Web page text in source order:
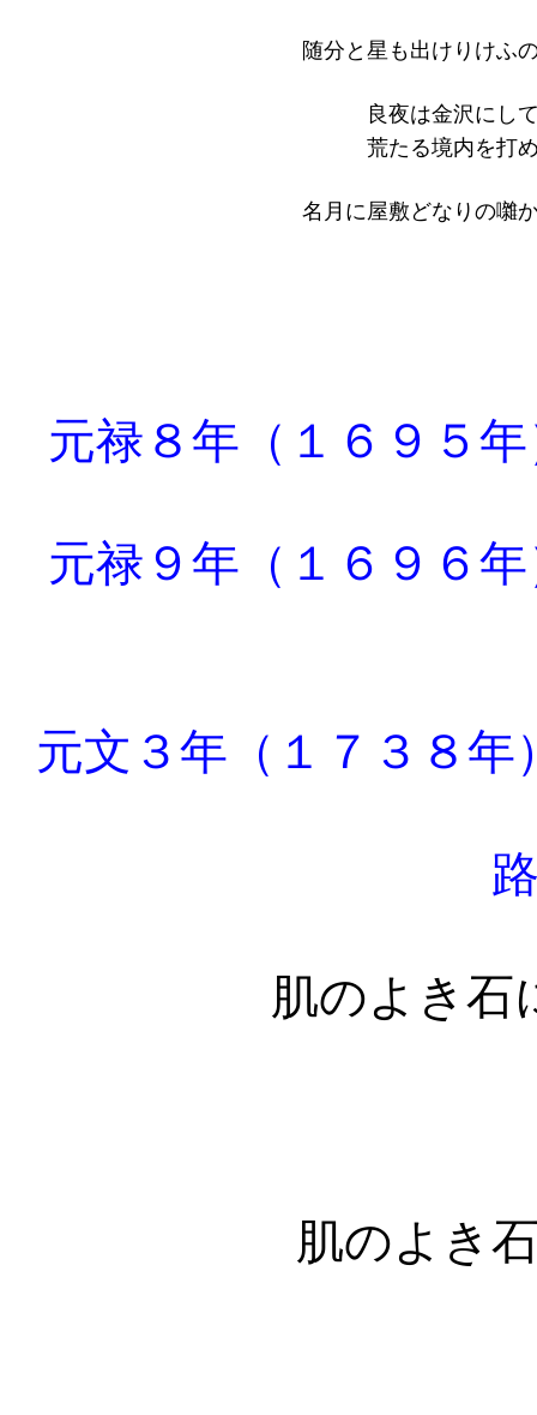
随分と星も出けりけふ
良夜は金沢にして
荒たる境内を打め
名月に屋敷どなりの囃
元禄８年（１６９５
元禄９年（１６９６
元文３年（１７３８
肌のよき石
肌のよき